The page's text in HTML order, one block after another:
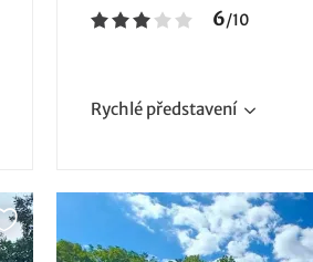
6/10
Rychlé představení